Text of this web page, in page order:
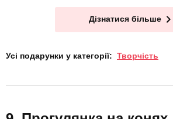
Дізнатися більше
Усі подарунки у категорії: Творчість